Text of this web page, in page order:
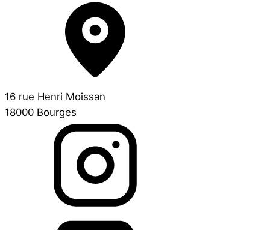
16 rue Henri Moissan
18000 Bourges